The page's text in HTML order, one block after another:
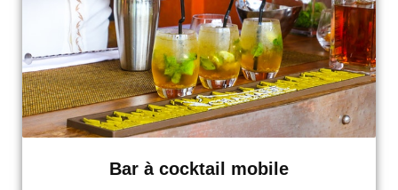
Bar à cocktail mobile